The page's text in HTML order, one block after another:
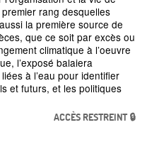
rang desquelles
la première source de
que ce soit par excès ou
climatique à l’oeuvre
l’exposé balaiera
à l’eau pour identifier
et futurs, et les politiques
ACCÈS RESTREINT 🔒